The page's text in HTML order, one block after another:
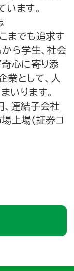
います。
までも追求す
から学生、社会
奇心に寄り添
業として、人
いります。
連結子会社
上場（証券コ